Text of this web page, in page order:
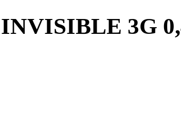
3G